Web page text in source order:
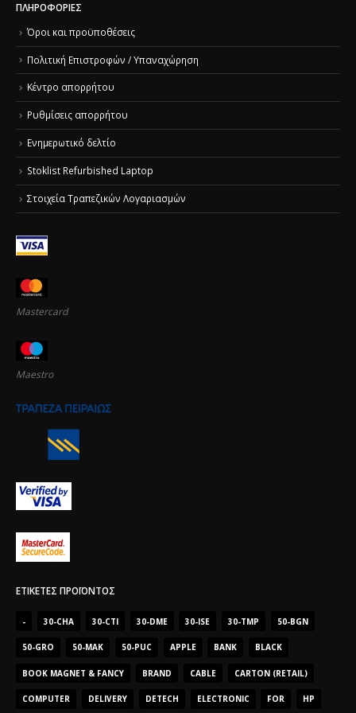
ΠΛΗΡΟΦΟΡΊΕΣ
Όροι και προϋποθέσεις
Πολιτική Επιστροφών / Υπαναχώρηση
Κέντρο απορρήτου
Ρυθμίσεις απορρήτου
Ενημερωτικό δελτίο
Stoklist Refurbished Laptop
Στοιχεία Τραπεζικών Λογαριασμών
Mastercard
Maestro
ΕΤΙΚΈΤΕΣ ΠΡΟΪΌΝΤΟΣ
- 30-CHA 30-CTI 30-DME 30-ISE 30-TMP 50-BGN
50-GRO 50-MAK 50-PUC APPLE BANK BLACK
BOOK MAGNET & FANCY BRAND CABLE CARTON (RETAIL)
COMPUTER DELIVERY DETECH ELECTRONIC FOR HP